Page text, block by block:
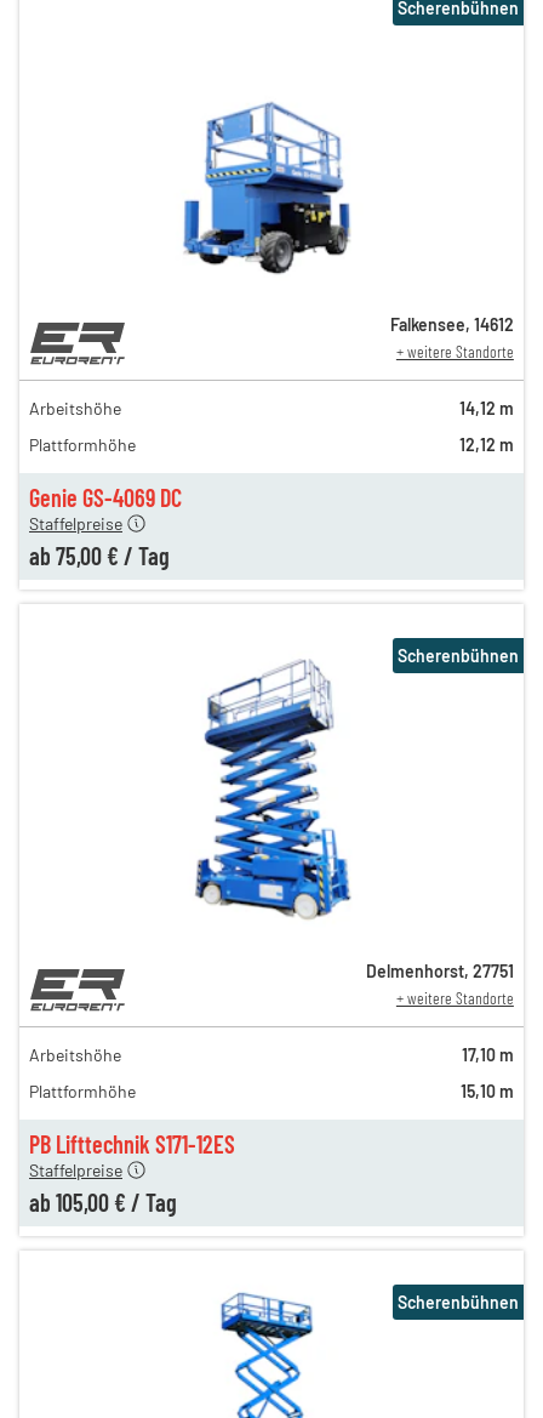
Genie GS-4069 DC
149,00 €
120,00 €
105,00 €
90,00 €
Staffelpreise
ab 75,00 € / Tag
Scherenbühnen
Falkensee, 14612
+ weitere Standorte
Arbeitshöhe
14,12 m
Plattformhöhe
12,12 m
PB Lifttechnik S171-12ES
189,00 €
159,00 €
139,00 €
119,00 €
Staffelpreise
ab 105,00 € / Tag
Scherenbühnen
Delmenhorst, 27751
+ weitere Standorte
Arbeitshöhe
17,10 m
Plattformhöhe
15,10 m
Scherenbühnen